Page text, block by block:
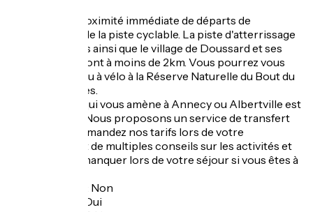
La villa est à proximité immédiate de départs de
randonnée et de la piste cyclable. La piste d'atterrissage
des parapentes ainsi que le village de Doussard et ses
commodités, sont à moins de 2km. Vous pourrez vous
rendre à pied ou à vélo à la Réserve Naturelle du Bout du
lac, et aux plages.
L'arrêt du bus qui vous amène à Annecy ou Albertville est
à 900 mètres. Nous proposons un service de transfert
en minibus (demandez nos tarifs lors de votre
réservation), et de multiples conseils sur les activités et
lieux à ne pas manquer lors de votre séjour si vous êtes à
Non
Oui